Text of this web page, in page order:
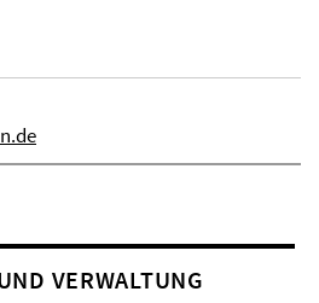
VERWALTUNG